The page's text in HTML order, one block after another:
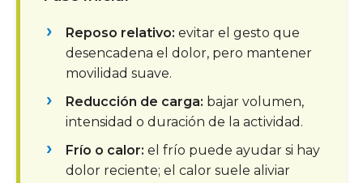
Reposo relativo: evitar el gesto que
desencadena el dolor, pero mantener
movilidad suave.
Reducción de carga: bajar volumen,
intensidad o duración de la actividad.
Frío o calor: el frío puede ayudar si hay
dolor reciente; el calor suele aliviar